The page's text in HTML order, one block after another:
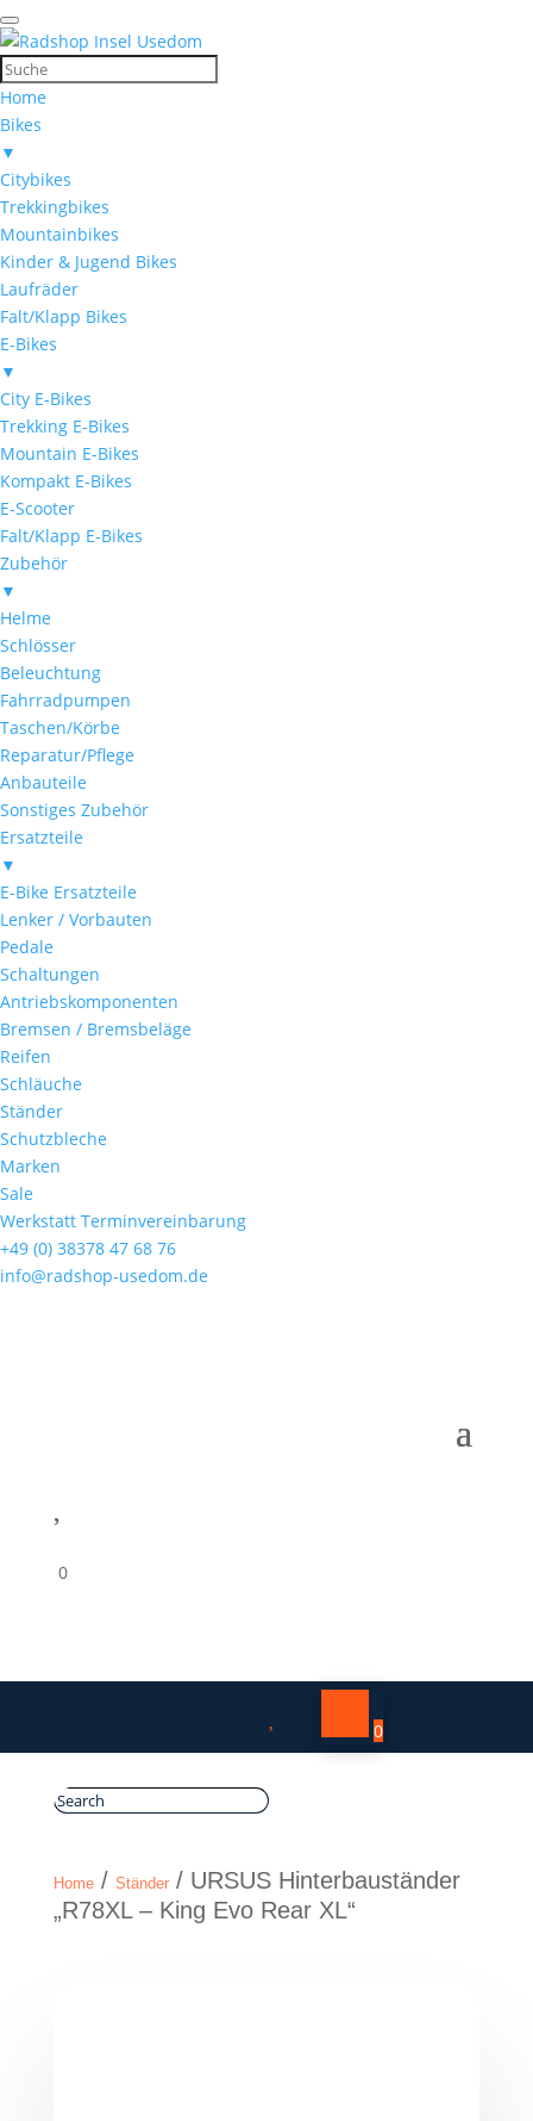
Home
Bikes
▼
Citybikes
Trekkingbikes
Mountainbikes
Kinder & Jugend Bikes
Laufräder
Falt/Klapp Bikes
E-Bikes
▼
City E-Bikes
Trekking E-Bikes
Mountain E-Bikes
Kompakt E-Bikes
E-Scooter
Falt/Klapp E-Bikes
Zubehör
▼
Helme
Schlösser
Beleuchtung
Fahrradpumpen
Taschen/Körbe
Reparatur/Pflege
Anbauteile
Sonstiges Zubehör
Ersatzteile
▼
E-Bike Ersatzteile
Lenker / Vorbauten
Pedale
Schaltungen
Antriebskomponenten
Bremsen / Bremsbeläge
Reifen
Schläuche
Ständer
Schutzbleche
Marken
Sale
Werkstatt Terminvereinbarung
+49 (0) 38378 47 68 76
info@radshop-usedom.de
0
0
Home/ Ständer/ URSUS Hinterbauständer
„R78XL – King Evo Rear XL“